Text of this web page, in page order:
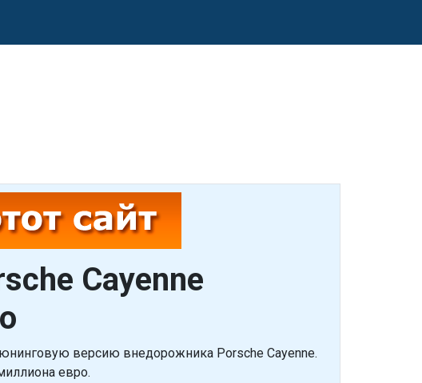
Cayenne
версию внедорожника Porsche Cayenne.
евро.